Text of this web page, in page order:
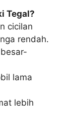
Tegal?
cicilan
rendah.
lama
lebih